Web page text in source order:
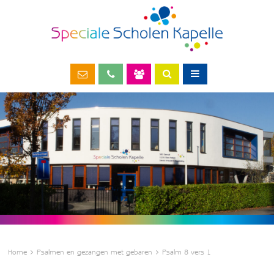
Home Psalmen en gezangen met gebaren Psalm 8 vers 1